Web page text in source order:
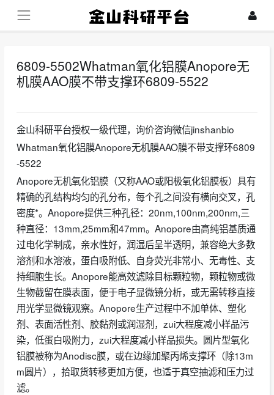
6809-5502Whatman氧化铝膜Anopore无
机膜AAO膜不带支撑环6809-5522
金山科研平台授权一级代理，询价咨询微信jinshanbio
Whatman氧化铝膜Anopore无机膜AAO膜不带支撑环6809
-5522
Anopore无机氧化铝膜（又称AAO或阳极氧化铝膜板）具有
精确的孔结构均匀的孔分布，每个孔之间没有横向交叉，孔
密度*。Anopore提供三种孔径：20nm,100nm,200nm,三
种直径：13mm,25mm和47mm。Anopore由高纯铝基质通
过电化学制成，亲水性好，润湿后呈半透明，兼容绝大多数
溶剂和水溶液，蛋白吸附低、自身荧光非常小、无毒性、支
持细胞生长。Anopore能高效滤除目标颗粒物，颗粒物或微
生物截留在膜表面，便于电子显微镜分析，或无需转移直接
用光学显微镜观察。Anopore生产过程中不加单体、塑化
剂、表面活性剂、胶黏剂或润湿剂，zui大程度减小样品污
染，低蛋白吸附力，zui大程度减小样品损失。圆片型氧化
铝膜被称为Anodisc膜，或在边缘加聚丙烯支撑环（除13m
m圆片），拾取货转移更加方便，也适于真空抽滤和压力过
滤。